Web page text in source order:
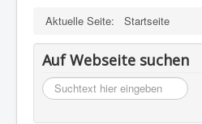
Aktuelle Seite:
Startseite
Auf Webseite suchen
suchen